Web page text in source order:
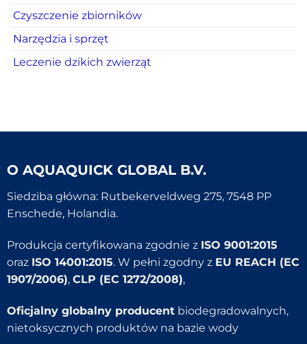
Czyszczenie zbiorników
Narzędzia i sprzęt
Leczenie dzikich zwierząt
O AQUAQUICK GLOBAL B.V.
Siedziba główna: Rutbekerveldweg 275, 7548 PP
Enschede, Holandia.
Produkcja certyfikowana zgodnie z ISO 9001:2015
oraz ISO 14001:2015. W pełni zgodny z EU REACH (EC
1907/2006), CLP (EC 1272/2008),
Oficjalny globalny producentbiodegradowalnych,
nietoksycznych produktów na bazie wody